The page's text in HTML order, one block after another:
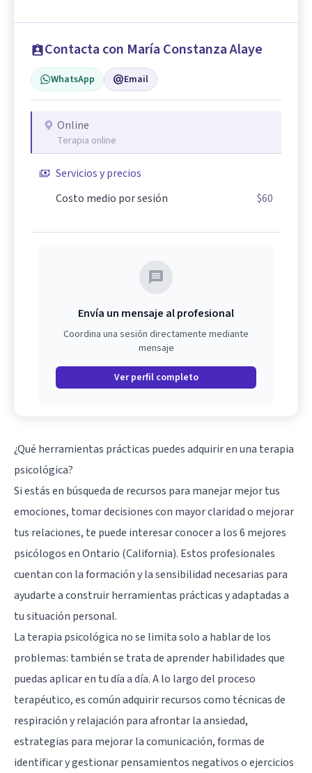
Contacta con María Constanza Alaye
WhatsApp Email
Online
Terapia online
Servicios y precios
Costo medio por sesión
$60
Envía un mensaje al profesional
Coordina una sesión directamente mediante
mensaje
Ver perfil completo
¿Qué herramientas prácticas puedes adquirir en una terapia
psicológica?
Si estás en búsqueda de recursos para manejar mejor tus
emociones, tomar decisiones con mayor claridad o mejorar
tus relaciones, te puede interesar conocer a los 6 mejores
psicólogos en Ontario (California). Estos profesionales
cuentan con la formación y la sensibilidad necesarias para
ayudarte a construir herramientas prácticas y adaptadas a
tu situación personal.
La terapia psicológica no se limita solo a hablar de los
problemas: también se trata de aprender habilidades que
puedas aplicar en tu día a día. A lo largo del proceso
terapéutico, es común adquirir recursos como técnicas de
respiración y relajación para afrontar la ansiedad,
estrategias para mejorar la comunicación, formas de
identificar y gestionar pensamientos negativos o ejercicios